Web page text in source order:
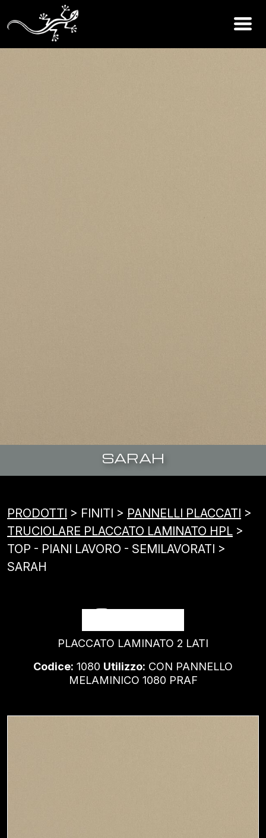
SARAH
PRODOTTI > FINITI > PANNELLI PLACCATI >
TRUCIOLARE PLACCATO LAMINATO HPL >
TOP - PIANI LAVORO - SEMILAVORATI >
SARAH
SARAH
PLACCATO LAMINATO 2 LATI
Codice: 1080 Utilizzo: CON PANNELLO
MELAMINICO 1080 PRAF